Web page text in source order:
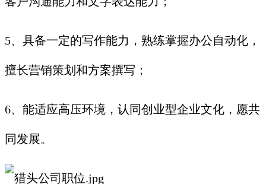
5、具备一定的写作能力，熟练掌握办公自动化，
擅长营销策划和方案撰写；
6、能适应高压环境，认同创业型企业文化，愿共
同发展。